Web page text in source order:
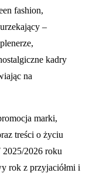
fashion,
–
kadry
na
marki,
treści o życiu
2025/2026 roku
rok z przyjaciółmi i